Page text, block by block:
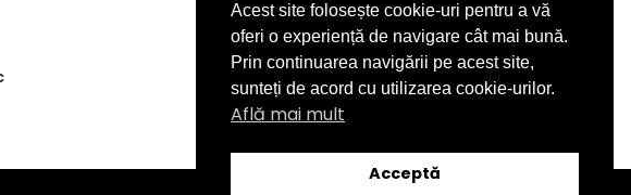
Acest site folosește cookie-uri pentru a vă
oferi o experiență de navigare cât mai bună.
Prin continuarea navigării pe acest site,
sunteți de acord cu utilizarea cookie-urilor.
Află mai mult
Acceptă